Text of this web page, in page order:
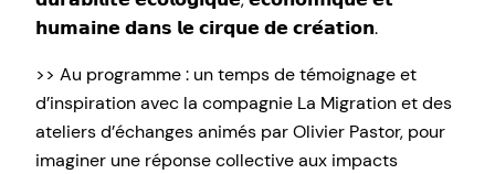
𝗵𝘂𝗺𝗮𝗶𝗻𝗲 𝗱𝗮𝗻𝘀 𝗹𝗲 𝗰𝗶𝗿𝗾𝘂𝗲 𝗱𝗲 𝗰𝗿𝗲́𝗮𝘁𝗶𝗼𝗻.
>> Au programme : un temps de témoignage et
d’inspiration avec la compagnie La Migration et des
ateliers d’échanges animés par Olivier Pastor, pour
imaginer une réponse collective aux impacts